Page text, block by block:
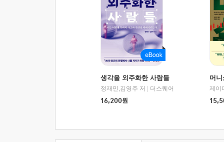
생각을 외주화한 사람들
정재민,김영주 저
더스퀘어
16,200원
머